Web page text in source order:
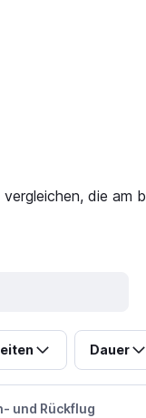
die am
Dauer
und Rückflug